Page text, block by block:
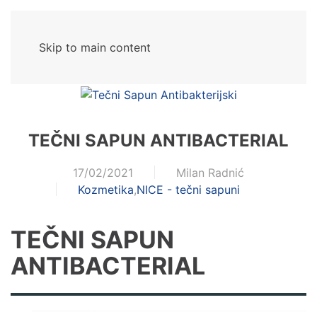
Skip to main content
TEČNI SAPUN ANTIBACTERIAL
17/02/2021
Milan Radnić
Kozmetika,NICE - tečni sapuni
TEČNI SAPUN
ANTIBACTERIAL